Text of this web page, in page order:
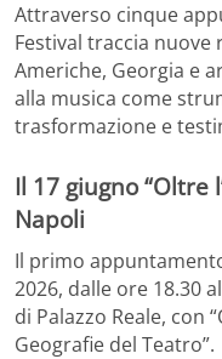
Attraverso cinque
Festival traccia
Americhe, Georgia e
alla musica come
trasformazione e
Il 17 giugno “Oltre
Napoli
Il primo
2026, dalle ore 18.30
di Palazzo Reale, con
Geografie del Teatro”.